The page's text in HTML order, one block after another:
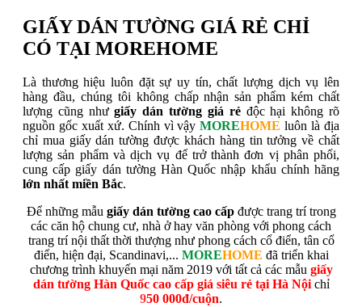
GIẤY DÁN TƯỜNG GIÁ RẺ CHỈ
CÓ TẠI MOREHOME
Là thương hiệu luôn đặt sự uy tín, chất lượng dịch vụ lên
hàng đầu, chúng tôi không chấp nhận sản phẩm kém chất
lượng cũng nhưgiấy dán tường giá rẻđộc hại không rõ
nguồn gốc xuất xứ. Chính vì vậyMOREHOME luôn là địa
chỉ mua giấy dán tường được khách hàng tin tưởng về chất
lượng sản phẩm và dịch vụ để trở thành đơn vị phân phối,
cung cấp giấy dán tường Hàn Quốc nhập khẩu chính hãng
lớn nhất miền Bắc.
Để những mẫu giấy dán tường cao cấpđược trang trí trong
các căn hộ chung cư, nhà ở hay văn phòng với phong cách
trang trí nội thất thời thượng như phong cách cổ điển, tân cổ
điển, hiện đại, Scandinavi,... MOREHOME đã triển khai
chương trình khuyến mại năm 2019 với tất cả các mẫu giấy
dán tường Hàn Quốc cao cấp giá siêu rẻ tại Hà Nộichỉ
950 000đ/cuộn.